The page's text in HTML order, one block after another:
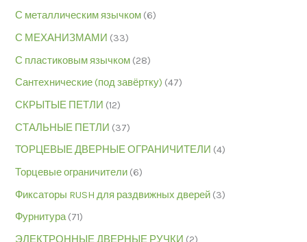
С металлическим язычком (6)
С МЕХАНИЗМАМИ (33)
С пластиковым язычком (28)
Сантехнические (под завёртку) (47)
СКРЫТЫЕ ПЕТЛИ (12)
СТАЛЬНЫЕ ПЕТЛИ (37)
ТОРЦЕВЫЕ ДВЕРНЫЕ ОГРАНИЧИТЕЛИ (4)
Торцевые ограничители (6)
Фиксаторы RUSH для раздвижных дверей (3)
Фурнитура (71)
ЭЛЕКТРОННЫЕ ДВЕРНЫЕ РУЧКИ (2)